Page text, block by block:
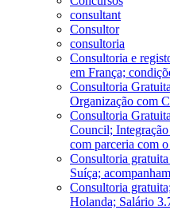
consultant
Consultor
consultoria
Consultoria e
em França;
Consultoria
Organização com
Consultoria
Council;
com parceria com
Consultoria
Suíça;
Consultoria
Holanda; Salário